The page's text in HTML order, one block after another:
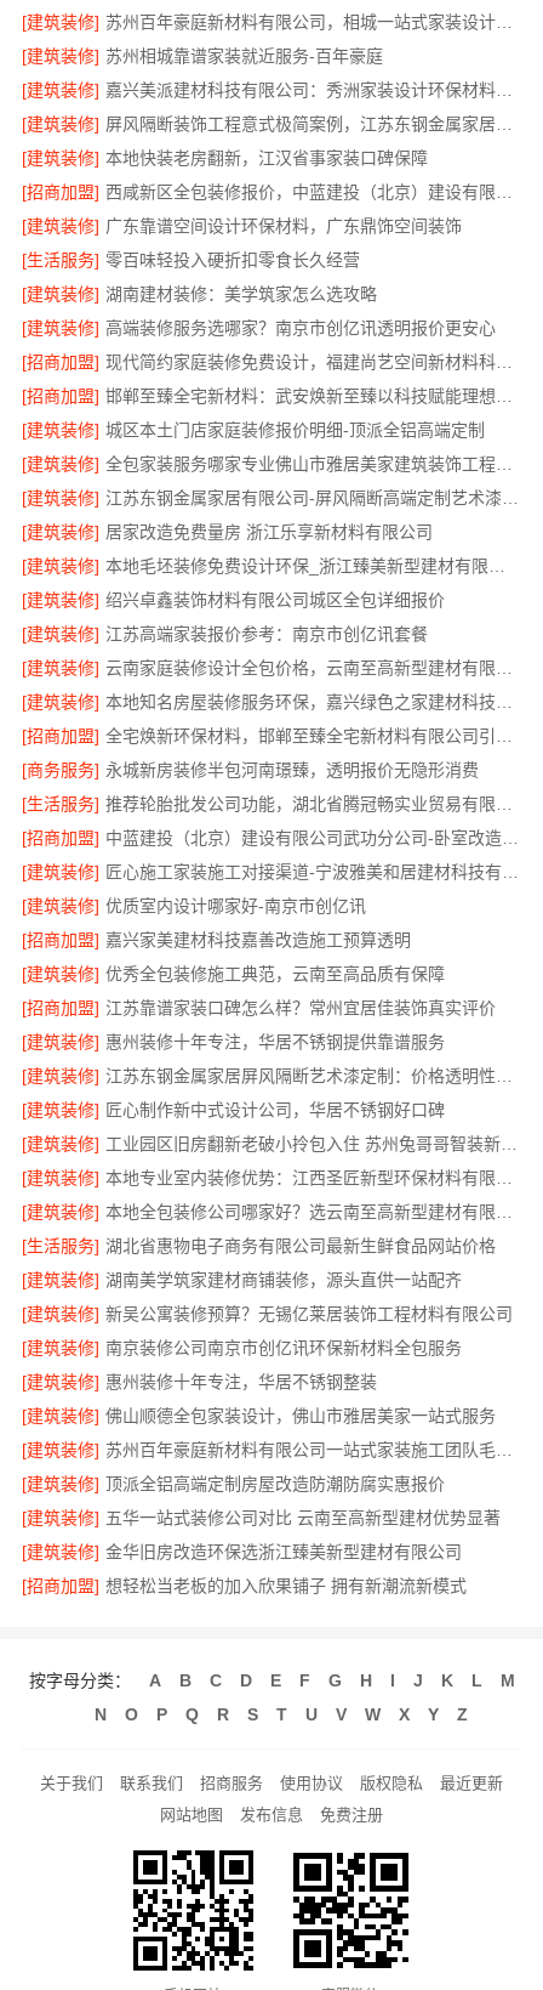
[建筑装修]
苏州百年豪庭新材料有限公司，相城一站式家装设计多少钱拎包入住
[建筑装修] 苏州相城靠谱家装就近服务-百年豪庭
[建筑装修]
嘉兴美派建材科技有限公司：秀洲家装设计环保材料推荐
[建筑装修]
[建筑装修] 本地快装老房翻新，江汉省事家装口碑保障
[招商加盟]
[建筑装修] 广东靠谱空间设计环保材料，广东鼎饰空间装饰
[生活服务] 零百味轻投入硬折扣零食长久经营
[建筑装修] 湖南建材装修：美学筑家怎么选攻略
[建筑装修] 高端装修服务选哪家？南京市创亿讯透明报价更安心
[招商加盟]
现代简约家庭装修免费设计，福建尚艺空间新材料科技有限公司整体落地
[招商加盟]
[建筑装修] 城区本土门店家庭装修报价明细-顶派全铝高端定制
[建筑装修]
全包家装服务哪家专业佛山市雅居美家建筑装饰工程有限公司
[建筑装修]
[建筑装修] 居家改造免费量房 浙江乐享新材料有限公司
[建筑装修]
[建筑装修] 绍兴卓鑫装饰材料有限公司城区全包详细报价
[建筑装修] 江苏高端家装报价参考：南京市创亿讯套餐
[建筑装修]
[建筑装修]
[招商加盟]
[商务服务] 永城新房装修半包河南璟臻，透明报价无隐形消费
[生活服务]
[招商加盟]
中蓝建投（北京）建设有限公司武功分公司-卧室改造智能家居
[建筑装修]
[建筑装修] 优质室内设计哪家好-南京市创亿讯
[招商加盟] 嘉兴家美建材科技嘉善改造施工预算透明
[建筑装修] 优秀全包装修施工典范，云南至高品质有保障
[招商加盟] 江苏靠谱家装口碑怎么样？常州宜居佳装饰真实评价
[建筑装修] 惠州装修十年专注，华居不锈钢提供靠谱服务
[建筑装修]
[建筑装修] 匠心制作新中式设计公司，华居不锈钢好口碑
[建筑装修]
工业园区旧房翻新老破小拎包入住 苏州兔哥哥智装新材料有限公司
[建筑装修]
[建筑装修]
[生活服务] 湖北省惠物电子商务有限公司最新生鲜食品网站价格
[建筑装修] 湖南美学筑家建材商铺装修，源头直供一站配齐
[建筑装修] 新吴公寓装修预算？无锡亿莱居装饰工程材料有限公司
[建筑装修] 南京装修公司南京市创亿讯环保新材料全包服务
[建筑装修] 惠州装修十年专注，华居不锈钢整装
[建筑装修] 佛山顺德全包家装设计，佛山市雅居美家一站式服务
[建筑装修]
[建筑装修] 顶派全铝高端定制房屋改造防潮防腐实惠报价
[建筑装修] 五华一站式装修公司对比 云南至高新型建材优势显著
[建筑装修] 金华旧房改造环保选浙江臻美新型建材有限公司
[招商加盟] 想轻松当老板的加入欣果铺子 拥有新潮流新模式
按字母分类： A B C D E F G H I J K L
M
N
O P Q R S T U V W X Y Z
关于我们 联系我们 招商服务 使用协议 版权隐私
最近更新
网站地图
发布信息 免费注册